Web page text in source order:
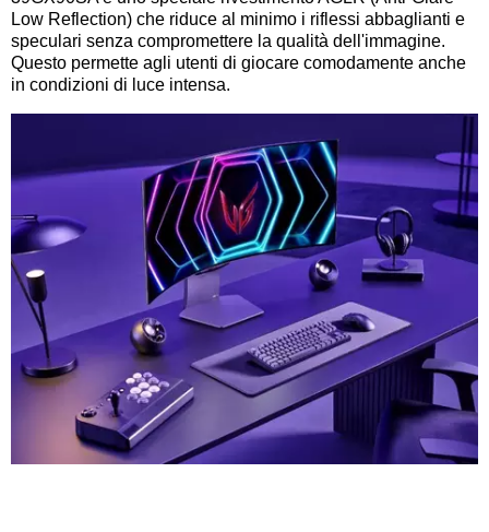
Low Reflection) che riduce al minimo i riflessi abbaglianti e
speculari senza compromettere la qualità dell'immagine.
Questo permette agli utenti di giocare comodamente anche
in condizioni di luce intensa.